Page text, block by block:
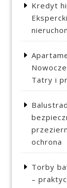
Kredyt
Tatry i
ochrona
Torby
–